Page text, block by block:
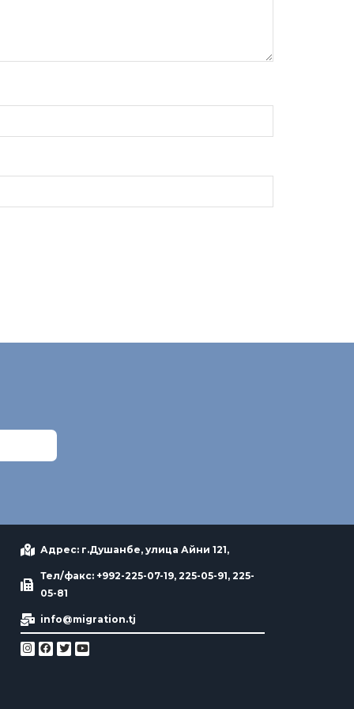
Адрес: г.Душанбе, улица Айни 121,
Тел/факс: +992-225-07-19, 225-05-91, 225-
05-81
info@migration.tj